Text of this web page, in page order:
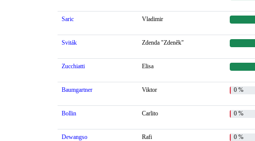
Saric Vladimir
Sviták Zdenda "Zdeněk"
Zucchiatti Elisa
Baumgartner Viktor 0 %
Bollin Carlito 0 %
Dewangso Rafi 0 %